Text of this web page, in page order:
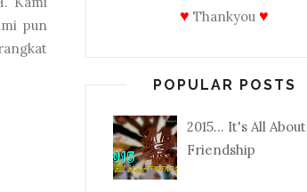
pun
♥ Thankyou ♥
POPULAR POSTS
2015... It's All About
Friendship